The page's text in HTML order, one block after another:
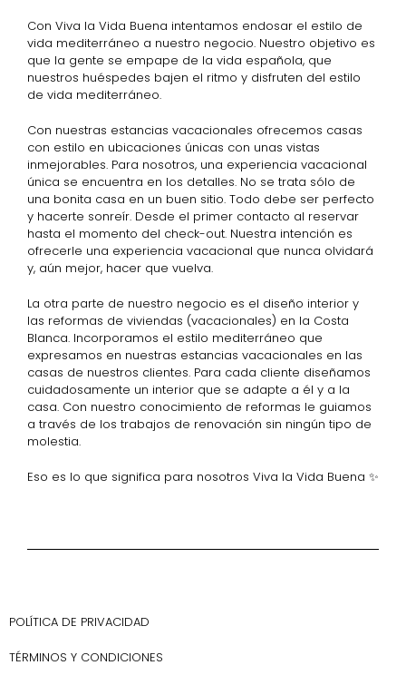
Con Viva la Vida Buena intentamos endosar el estilo de
vida mediterráneo a nuestro negocio. Nuestro objetivo es
que la gente se empape de la vida española, que
nuestros huéspedes bajen el ritmo y disfruten del estilo
de vida mediterráneo.
Con nuestras estancias vacacionales ofrecemos casas
con estilo en ubicaciones únicas con unas vistas
inmejorables. Para nosotros, una experiencia vacacional
única se encuentra en los detalles. No se trata sólo de
una bonita casa en un buen sitio. Todo debe ser perfecto
y hacerte sonreír. Desde el primer contacto al reservar
hasta el momento del check-out. Nuestra intención es
ofrecerle una experiencia vacacional que nunca olvidará
y, aún mejor, hacer que vuelva.
La otra parte de nuestro negocio es el diseño interior y
las reformas de viviendas (vacacionales) en la Costa
Blanca. Incorporamos el estilo mediterráneo que
expresamos en nuestras estancias vacacionales en las
casas de nuestros clientes. Para cada cliente diseñamos
cuidadosamente un interior que se adapte a él y a la
casa. Con nuestro conocimiento de reformas le guiamos
a través de los trabajos de renovación sin ningún tipo de
molestia.
Eso es lo que significa para nosotros Viva la Vida Buena ✨
POLÍTICA DE PRIVACIDAD
TÉRMINOS Y CONDICIONES